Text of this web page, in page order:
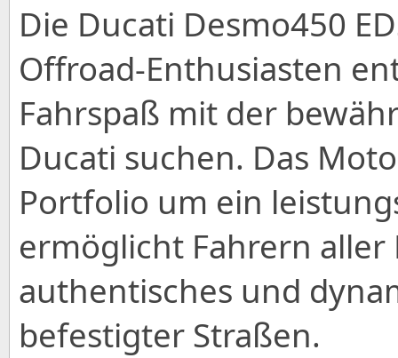
Die Ducati Desmo450
Offroad-Enthusiasten
Fahrspaß mit der
Ducati suchen. Das
Portfolio um ein
ermöglicht Fahrern
authentisches und
befestigter Straßen.